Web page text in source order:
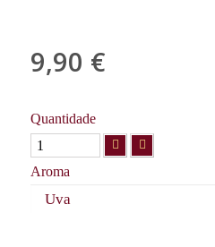
9,90 €
Quantidade
Aroma